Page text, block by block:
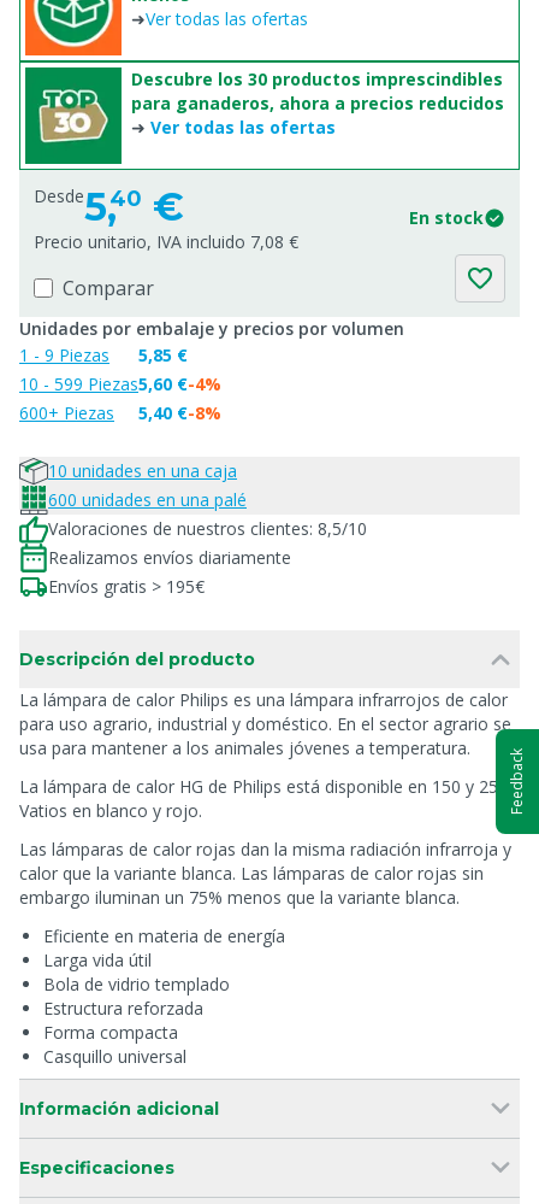
➜Ver todas las ofertas
Descubre los 30 productos imprescindibles
para ganaderos, ahora a precios reducidos
➜ Ver todas las ofertas
Desde5,40 €
En stock
Precio unitario, IVA incluido 7,08 €
Comparar
Unidades por embalaje y precios por volumen
1 - 9 Piezas
10 - 599 Piezas
600+ Piezas
5,85 €
5,60 €
5,40 €
-4%
-8%
10 unidades en una caja
600 unidades en una palé
Valoraciones de nuestros clientes: 8,5/10
Realizamos envíos diariamente
Envíos gratis > 195€
Descripción del producto
La lámpara de calor Philips es una lámpara infrarrojos de calor
para uso agrario, industrial y doméstico. En el sector agrario se
usa para mantener a los animales jóvenes a temperatura.
La lámpara de calor HG de Philips está disponible en 150 y 250
Vatios en blanco y rojo.
Las lámparas de calor rojas dan la misma radiación infrarroja y
calor que la variante blanca. Las lámparas de calor rojas sin
embargo iluminan un 75% menos que la variante blanca.
Eficiente en materia de energía
Larga vida útil
Bola de vidrio templado
Estructura reforzada
Forma compacta
Casquillo universal
Información adicional
Especificaciones
Feedback